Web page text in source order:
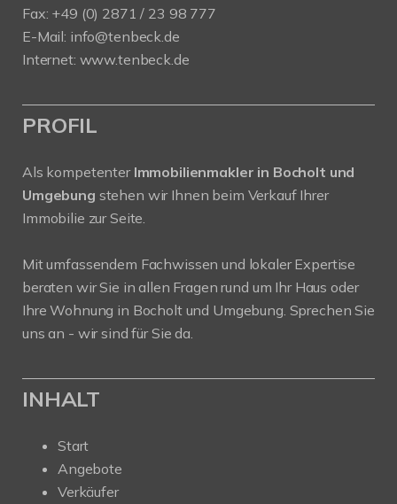
Fax: +49 (0) 2871 / 23 98 777
E-Mail: info@tenbeck.de
Internet: www.tenbeck.de
PROFIL
Als kompetenter Immobilienmakler in Bocholt und
Umgebung stehen wir Ihnen beim Verkauf Ihrer
Immobilie zur Seite.
Mit umfassendem Fachwissen und lokaler Expertise
beraten wir Sie in allen Fragen rund um Ihr Haus oder
Ihre Wohnung in Bocholt und Umgebung. Sprechen Sie
uns an - wir sind für Sie da.
INHALT
Start
Angebote
Verkäufer